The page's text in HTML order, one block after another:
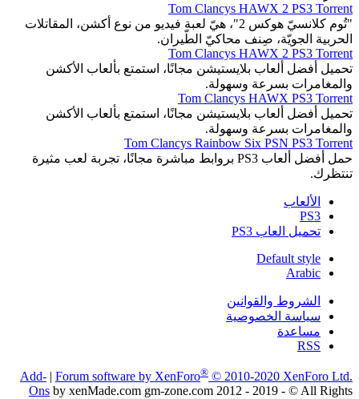
Tom Clancys HAWX 2 PS3 Torrent
"تُوم كلانسيّ هوكس 2"، هيّ لعبة فيديو من نوع أكشن، المقاتلات
الحربية الجويّة، صِنف محاكيّ الطّيران.
Tom Clancys HAWX 2 PS3 Torrent
تحميل أفضل ألعاب بلايستيشن مجانًا، استمتع بألعاب الأكشن
والمغامرات بسرعة وسهولة.
Tom Clancys HAWX PS3 Torrent
تحميل أفضل ألعاب بلايستيشن مجانًا، استمتع بألعاب الأكشن
والمغامرات بسرعة وسهولة.
Tom Clancys Rainbow Six PSN PS3 Torrent
حمل أفضل ألعاب PS3 بروابط مباشرة مجانًا، تجربة لعب مثيرة
تنتظرك.
الألعاب
PS3
تحميل العاب PS3
Default style
Arabic
الشروط والقوانين
سياسة الخصوصية
مساعدة
RSS
Forum software by XenForo® © 2010-2020 XenForo Ltd.
|
Add-
Ons by xenMade.com gm-zone.com 2012 - 2019 - © All Rights